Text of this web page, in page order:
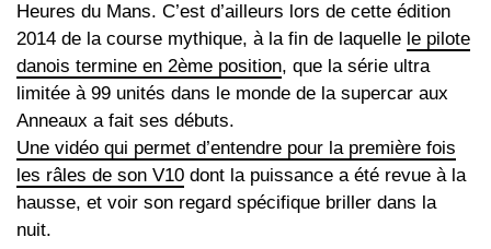
Heures du Mans. C’est d’ailleurs lors de cette édition
2014 de la course mythique, à la fin de laquelle le pilote
danois termine en 2ème position, que la série ultra
limitée à 99 unités dans le monde de la supercar aux
Anneaux a fait ses débuts.
Une vidéo qui permet d’entendre pour la première fois
les râles de son V10 dont la puissance a été revue à la
hausse, et voir son regard spécifique briller dans la
nuit.